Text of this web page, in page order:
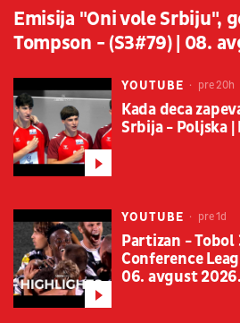
Emisija "Oni vole Srbiju",
Tompson - (S3#79) | 08.
YOUTUBE pre 20h
Kada deca
Srbija - Poljska |
YOUTUBE pre 1d
Partizan - Tobol
Conference
06. avgust 2026.